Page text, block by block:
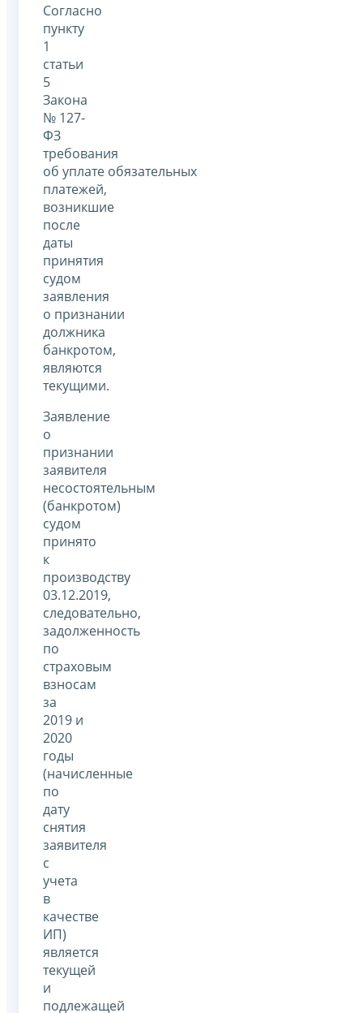
Согласно
пункту
1
статьи
5
Закона
№ 127-
ФЗ
требования
об уплате обязательных
платежей,
возникшие
после
даты
принятия
судом
заявления
о признании
должника
банкротом,
являются
текущими.
Заявление
о
признании
заявителя
несостоятельным
(банкротом)
судом
принято
к
производству
03.12.2019,
следовательно,
задолженность
по
страховым
взносам
за
2019 и
2020
годы
(начисленные
по
дату
снятия
заявителя
с
учета
в
качестве
ИП)
является
текущей
и
подлежащей